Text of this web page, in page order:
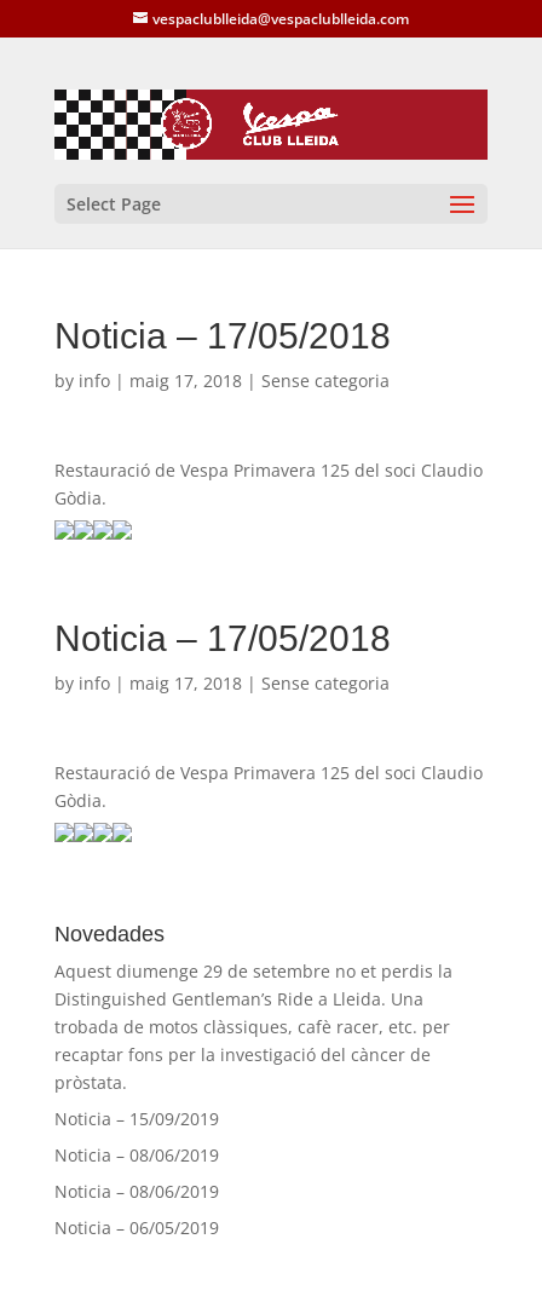
vespaclublleida@vespaclublleida.com
Select Page
Noticia – 17/05/2018
by info| maig 17, 2018| Sense categoria
Restauració de Vespa Primavera 125 del soci Claudio
Gòdia.
Noticia – 17/05/2018
by info| maig 17, 2018| Sense categoria
Restauració de Vespa Primavera 125 del soci Claudio
Gòdia.
Novedades
Aquest diumenge 29 de setembre no et perdis la
Distinguished Gentleman’s Ride a Lleida. Una
trobada de motos clàssiques, cafè racer, etc. per
recaptar fons per la investigació del càncer de
pròstata.
Noticia – 15/09/2019
Noticia – 08/06/2019
Noticia – 08/06/2019
Noticia – 06/05/2019